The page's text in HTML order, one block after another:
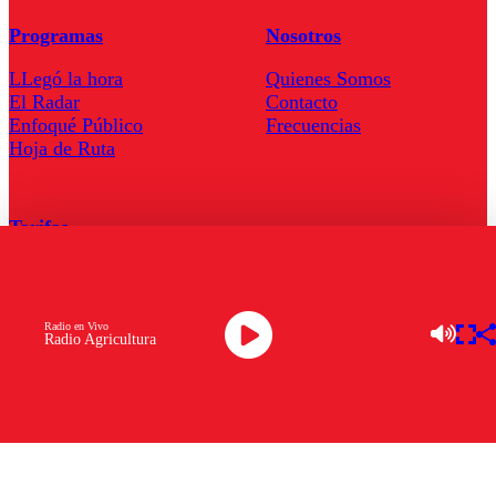
Radio Agricultura
Radio en Vivo
Programas
LLegó la hora
El Radar
Enfoqué Público
Hoja de Ruta
Nosotros
Quienes Somos
Contacto
Frecuencias
Tarifas
Descarga la APP